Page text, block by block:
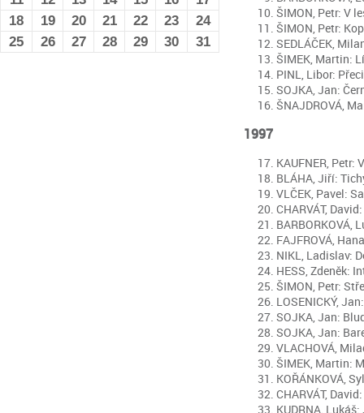
ŠIMON, Petr: V
ŠIMON, Petr:
SEDLÁČEK,
ŠIMEK, Martin:
PINL, Libor:
SOJKA, Jan:
ŠNAJDROVÁ,
1997
KAUFNER, Petr:
BLÁHA, Jiří:
VLČEK, Pavel:
CHARVÁT,
BARBORKOVÁ,
FAJFROVÁ,
NIKL, Ladislav:
HESS, Zdeněk:
ŠIMON, Petr:
LOSENICKÝ,
SOJKA, Jan:
SOJKA, Jan:
VLACHOVÁ,
ŠIMEK, Martin:
KOŘÁNKOVÁ,
CHARVÁT,
KUDRNA,
18
19 20 21 22 23
24
25
26 27 28 29 30 31